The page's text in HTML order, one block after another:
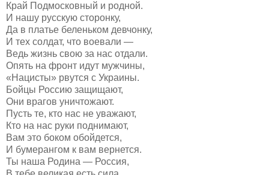
Край Подмосковный и родной.
И нашу русскую сторонку,
Да в платье беленьком девчонку,
И тех солдат, что воевали —
Ведь жизнь свою за нас отдали.
Опять на фронт идут мужчины,
«Нацисты» рвутся с Украины.
Бойцы Россию защищают,
Они врагов уничтожают.
Пусть те, кто нас не уважают,
Кто на нас руки поднимают,
Вам это боком обойдется,
И бумерангом к вам вернется.
Ты наша Родина — Россия,